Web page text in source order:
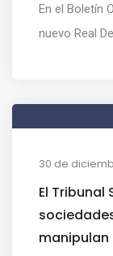
En el Boletín
nuevo Real
30 de
El Tribunal
manipulan